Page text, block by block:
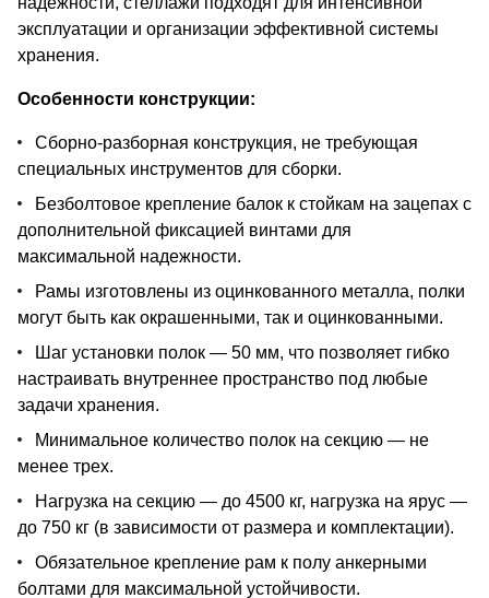
эксплуатации и организации эффективной системы
хранения.
Особенности конструкции:
Сборно-разборная конструкция, не требующая
специальных инструментов для сборки.
Безболтовое крепление балок к стойкам на зацепах с
дополнительной фиксацией винтами для
максимальной надежности.
Рамы изготовлены из оцинкованного металла, полки
могут быть как окрашенными, так и оцинкованными.
Шаг установки полок — 50 мм, что позволяет гибко
настраивать внутреннее пространство под любые
задачи хранения.
Минимальное количество полок на секцию — не
менее трех.
Нагрузка на секцию — до 4500 кг, нагрузка на ярус —
до 750 кг (в зависимости от размера и комплектации).
Обязательное крепление рам к полу анкерными
болтами для максимальной устойчивости.